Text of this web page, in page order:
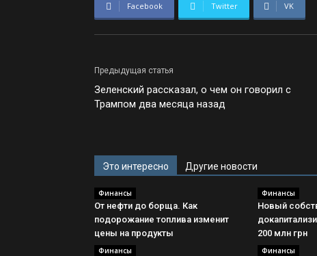
Facebook Twitter VK
Предыдущая статья
Зеленский рассказал, о чем он говорил с
Трампом два месяца назад
Это интересно Другие новости
Финансы
От нефти до борща. Как
подорожание топлива изменит
цены на продукты
Финансы
Новый
200 млн грн
Финансы Финансы